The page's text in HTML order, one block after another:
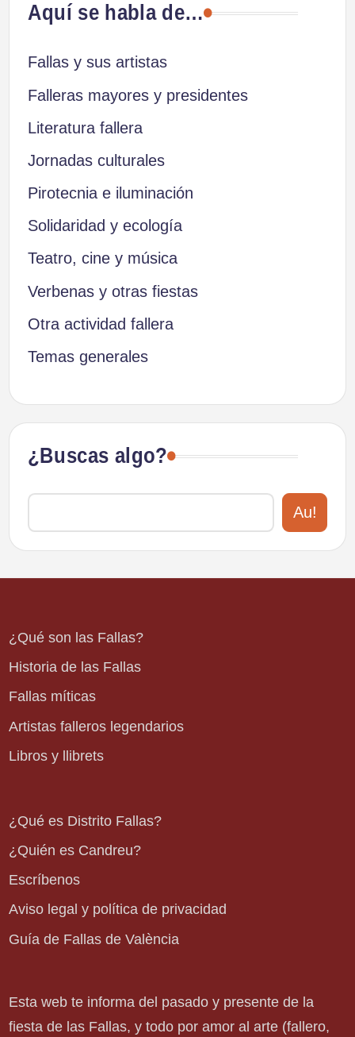
Aquí se habla de…
Fallas y sus artistas
Falleras mayores y presidentes
Literatura fallera
Jornadas culturales
Pirotecnia e iluminación
Solidaridad y ecología
Teatro, cine y música
Verbenas y otras fiestas
Otra actividad fallera
Temas generales
¿Buscas algo?
Au!
¿Qué son las Fallas?
Historia de las Fallas
Fallas míticas
Artistas falleros legendarios
Libros y llibrets
¿Qué es Distrito Fallas?
¿Quién es Candreu?
Escríbenos
Aviso legal y política de privacidad
Guía de Fallas de València
Esta web te informa del pasado y presente de la
fiesta de las Fallas, y todo por amor al arte (fallero,